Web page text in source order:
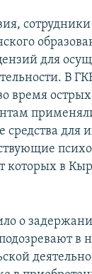
для
В
время
средства для
которых в
о
в